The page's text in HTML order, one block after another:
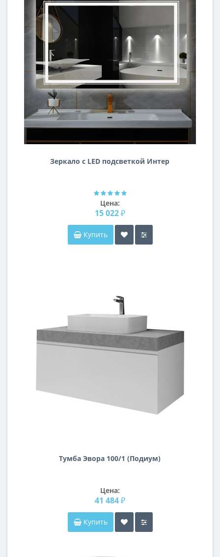
Зеркало с LED подсветкой Интер
Цена:
15 022 ₽
Купить
Тумба Эвора 100/1 (Подиум)
Цена:
41 484 ₽
Купить